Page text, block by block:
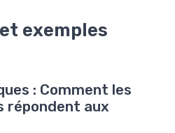
exemples
: Comment les
répondent aux